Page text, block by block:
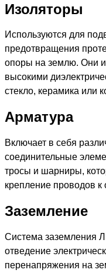
Изоляторы
Используются для
предотвращения
опоры на землю. Они
высокими
стекло, керамика или
Арматура
Включает в себя
соединительные
тросы и шарниры,
крепление проводов
Заземление
Система заземления
отведение
перенапряжения на